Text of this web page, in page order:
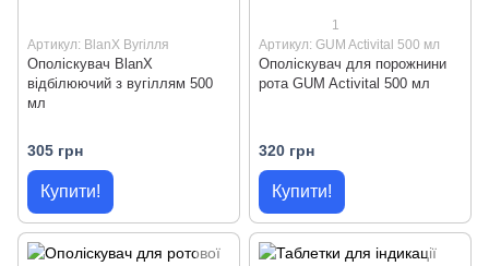
Артикул: BlanX Вугілля
Ополіскувач BlanX
відбілюючий з вугіллям 500
мл
305 грн
Купити!
1
Артикул: GUM Activital 500 мл
Ополіскувач для порожнини
рота GUM Activital 500 мл
320 грн
Купити!